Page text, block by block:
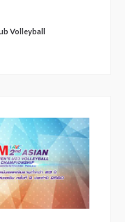
Volleyball